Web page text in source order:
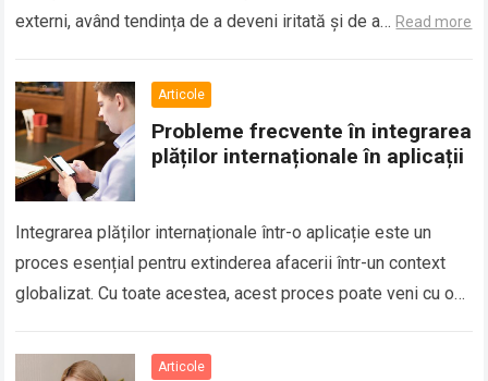
externi, având tendința de a deveni iritată și de a… Read more
Articole
Probleme frecvente în integrarea
plăților internaționale în aplicații
Integrarea plăților internaționale într-o aplicație este un
proces esențial pentru extinderea afacerii într-un context
globalizat. Cu toate acestea, acest proces poate veni cu o
Articole